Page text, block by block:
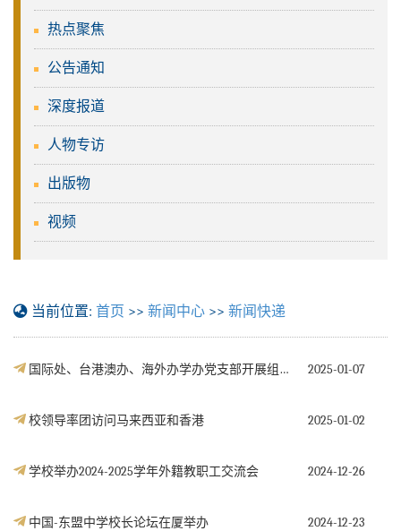
热点聚焦
公告通知
深度报道
人物专访
出版物
视频
当前位置: 首页 >> 新闻中心 >> 新闻快递
国际处、台港澳办、海外办学办党支部开展组织生活 2025-01-07
校领导率团访问马来西亚和香港 2025-01-02
学校举办2024-2025学年外籍教职工交流会 2024-12-26
中国-东盟中学校长论坛在厦举办 2024-12-23